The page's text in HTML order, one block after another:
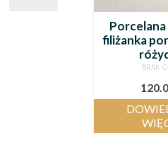
Porcelana
filiżanka
BRAK